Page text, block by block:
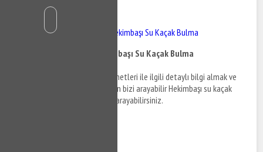
İçindekiler
Hekimbaşı Su Kaçak - Hekimbaşı Su Kaçak Bulma
Hekimbaşı Su Kaçak - Hekimbaşı Su Kaçak Bulma
Hekimbaşı su kaçak bulma hizmetleri ile ilgili detaylı bilgi almak ve
destek taleplerinizi iletmek için bizi arayabilir Hekimbaşı su kaçak
tespiti detayları hakkında bizi arayabilirsiniz.